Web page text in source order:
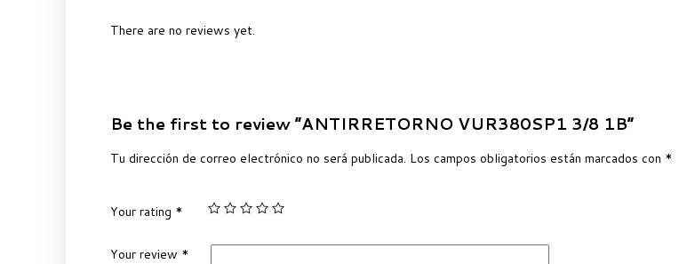
There are no reviews yet.
Be the first to review “ANTIRRETORNO VUR380SP1 3/8 1B”
Tu dirección de correo electrónico no será publicada. Los campos obligatorios están marcados con *
Your rating *
Your review *